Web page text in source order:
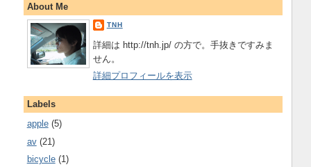
About Me
TNH
詳細は http://tnh.jp/ の方で。手抜きですみま
せん。
詳細プロフィールを表示
Labels
apple (5)
av (21)
bicycle (1)